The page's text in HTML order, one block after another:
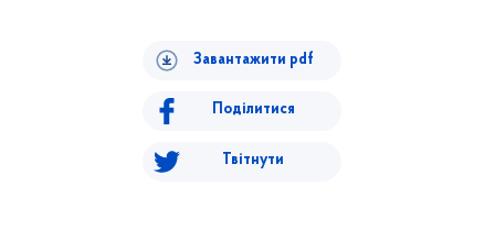
Завантажити pdf
Поділитися
Твітнути